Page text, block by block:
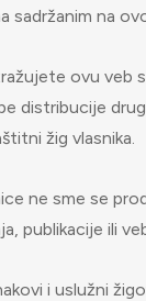
sadržanim na
ovu veb
distribucije
žig vlasnika.
ne sme se
publikacije ili
i uslužni